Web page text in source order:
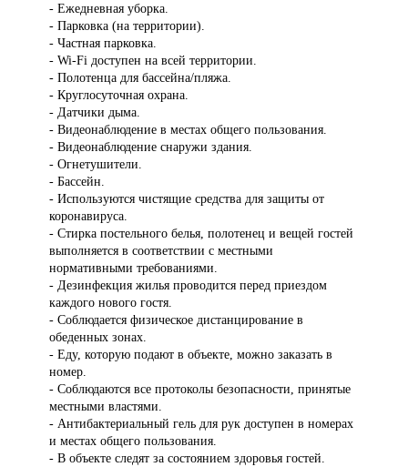
- Ежедневная уборка.
- Парковка (на территории).
- Частная парковка.
- Wi-Fi доступен на всей территории.
- Полотенца для бассейна/пляжа.
- Круглосуточная охрана.
- Датчики дыма.
- Видеонаблюдение в местах общего пользования.
- Видеонаблюдение снаружи здания.
- Огнетушители.
- Бассейн.
- Используются чистящие средства для защиты от
коронавируса.
- Стирка постельного белья, полотенец и вещей гостей
выполняется в соответствии с местными
нормативными требованиями.
- Дезинфекция жилья проводится перед приездом
каждого нового гостя.
- Соблюдается физическое дистанцирование в
обеденных зонах.
- Еду, которую подают в объекте, можно заказать в
номер.
- Соблюдаются все протоколы безопасности, принятые
местными властями.
- Антибактериальный гель для рук доступен в номерах
и местах общего пользования.
- В объекте следят за состоянием здоровья гостей.